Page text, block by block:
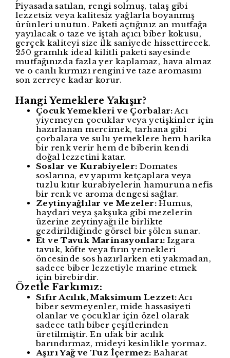
Piyasada satılan, rengi solmuş, talaş gibi
lezzetsiz veya kalitesiz yağlarla boyanmış
ürünleri unutun. Paketi açtığınız an mutfağa
yayılacak o taze ve iştah açıcı biber kokusu,
gerçek kaliteyi size ilk saniyede hissettirecek.
250 gramlık ideal kilitli paketi sayesinde
mutfağınızda fazla yer kaplamaz, hava almaz
ve o canlı kırmızı rengini ve taze aromasını
son zerreye kadar korur.
Hangi Yemeklere Yakışır?
Çocuk Yemekleri ve Çorbalar:Acı
yiyemeyen çocuklar veya yetişkinler için
hazırlanan mercimek, tarhana gibi
çorbalara ve sulu yemeklere hem harika
bir renk verir hem de biberin kendi
doğal lezzetini katar.
Soslar ve Kurabiyeler: Domates
soslarına, ev yapımı ketçaplara veya
tuzlu kıtır kurabiyelerin hamuruna nefis
bir renk ve aroma dengesi sağlar.
Zeytinyağlılar ve Mezeler:Humus,
haydari veya şakşuka gibi mezelerin
üzerine zeytinyağı ile birlikte
gezdirildiğinde görsel bir şölen sunar.
Et ve Tavuk Marinasyonları: Izgara
tavuk, köfte veya fırın yemekleri
öncesinde sos hazırlarken eti yakmadan,
sadece biber lezzetiyle marine etmek
için birebirdir.
Özetle Farkımız:
Sıfır Acılık, Maksimum Lezzet:Acı
biber sevmeyenler, mide hassasiyeti
olanlar ve çocuklar için özel olarak
sadece tatlı biber çeşitlerinden
üretilmiştir. En ufak bir acılık
barındırmaz, mideyi kesinlikle yormaz.
Aşırı Yağ ve Tuz İçermez: Baharat